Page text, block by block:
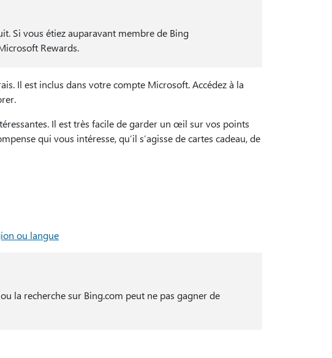
Si vous étiez auparavant membre de Bing
Rewards.
Il est inclus dans votre compte Microsoft. Accédez à la
Il est très facile de garder un œil sur vos points
qui vous intéresse, qu’il s’agisse de cartes cadeau, de
ou langue
la recherche sur Bing.com peut ne pas gagner de